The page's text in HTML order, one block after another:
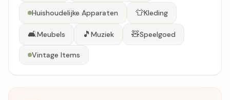
Huishoudelijke Apparaten 👕Kleding
🛋️Meubels 🎵 Muziek 🧸Speelgoed
Vintage Items